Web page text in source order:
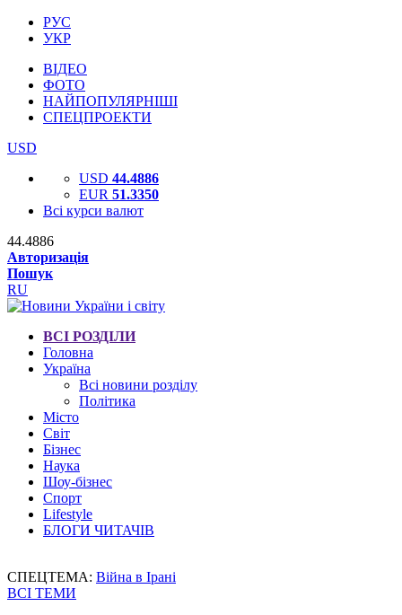
РУС
УКР
ВІДЕО
ФОТО
НАЙПОПУЛЯРНІШІ
СПЕЦПРОЕКТИ
USD
USD 44.4886
EUR 51.3350
Всі курси валют
44.4886
Авторизація
Пошук
RU
ВСІ РОЗДІЛИ
Головна
Україна
Всі новини розділу
Політика
Місто
Світ
Бізнес
Наука
Шоу-бізнес
Спорт
Lifestyle
БЛОГИ ЧИТАЧІВ
СПЕЦТЕМА: Війна в Ірані
ВСІ ТЕМИ